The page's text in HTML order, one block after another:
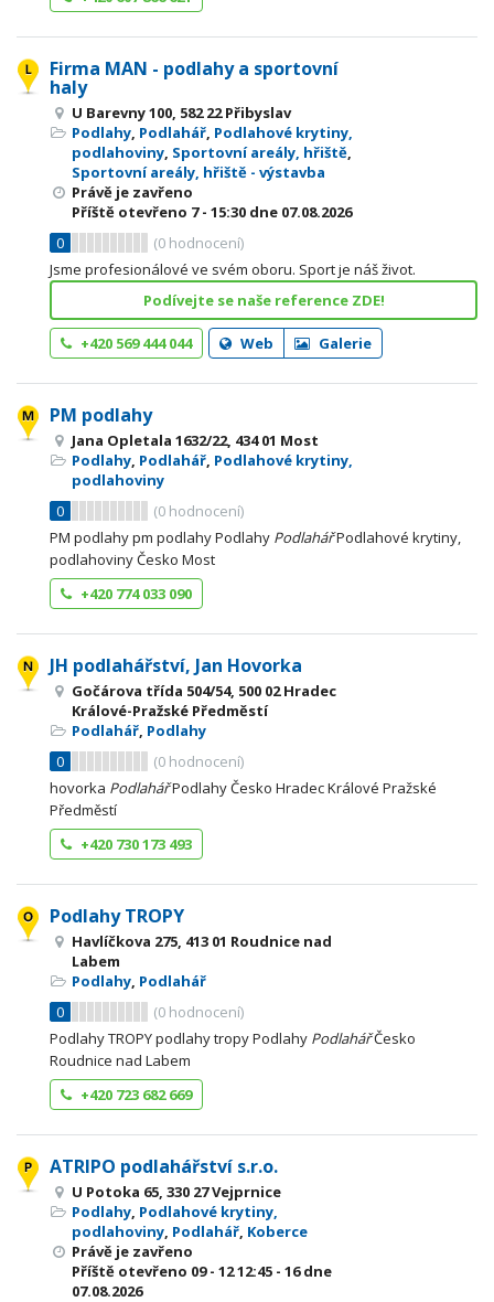
Firma MAN - podlahy a sportovní
haly
U Barevny 100, 582 22 Přibyslav
Podlahy, Podlahář, Podlahové krytiny,
podlahoviny, Sportovní areály, hřiště,
Sportovní areály, hřiště - výstavba
Právě je zavřeno
Příště otevřeno 7 - 15:30 dne 07.08.2026
0
(0 hodnocení)
Jsme profesionálové ve svém oboru. Sport je náš život.
Podívejte se naše reference ZDE!
+420 569 444 044 Web Galerie
PM podlahy
Jana Opletala 1632/22, 434 01 Most
Podlahy, Podlahář, Podlahové krytiny,
podlahoviny
0
(0 hodnocení)
PM podlahy pm podlahy Podlahy PodlahářPodlahové krytiny,
podlahoviny Česko Most
+420 774 033 090
JH podlahářství, Jan Hovorka
Gočárova třída 504/54, 500 02 Hradec
Králové-Pražské Předměstí
Podlahář, Podlahy
0
(0 hodnocení)
hovorka PodlahářPodlahy Česko Hradec Králové Pražské
Předměstí
+420 730 173 493
Podlahy TROPY
Havlíčkova 275, 413 01 Roudnice nad
Labem
Podlahy, Podlahář
0
(0 hodnocení)
Podlahy TROPY podlahy tropy Podlahy PodlahářČesko
Roudnice nad Labem
+420 723 682 669
ATRIPO podlahářství s.r.o.
U Potoka 65, 330 27 Vejprnice
Podlahy, Podlahové krytiny,
podlahoviny, Podlahář, Koberce
Právě je zavřeno
Příště otevřeno 09 - 1212:45 - 16dne
07.08.2026